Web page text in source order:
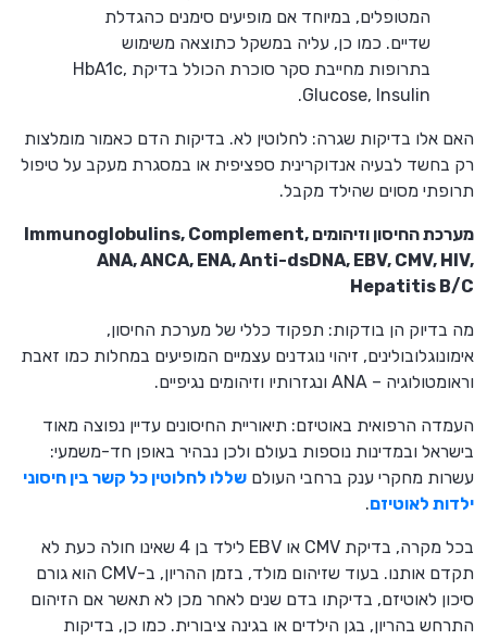
המטופלים, במיוחד אם מופיעים סימנים כהגדלת
שדיים. כמו כן, עליה במשקל כתוצאה משימוש
בתרופות מחייבת סקר סוכרת הכולל בדיקת HbA1c,
Glucose, Insulin.
האם אלו בדיקות שגרה: לחלוטין לא. בדיקות הדם כאמור מומלצות
רק בחשד לבעיה אנדוקרינית ספציפית או במסגרת מעקב על טיפול
תרופתי מסוים שהילד מקבל.
מערכת החיסון וזיהומים Immunoglobulins, Complement,
ANA, ANCA, ENA, Anti-dsDNA, EBV, CMV, HIV,
Hepatitis B/C
מה בדיוק הן בודקות: תפקוד כללי של מערכת החיסון,
אימונוגלובולינים, זיהוי נוגדנים עצמיים המופיעים במחלות כמו זאבת
וראומטולוגיה – ANA ונגזרותיו וזיהומים נגיפיים.
העמדה הרפואית באוטיזם: תיאוריית החיסונים עדיין נפוצה מאוד
בישראל ובמדינות נוספות בעולם ולכן נבהיר באופן חד-משמעי:
עשרות מחקרי ענק ברחבי העולם שללו לחלוטין כל קשר בין חיסוני
ילדות לאוטיזם.
בכל מקרה, בדיקת CMV או EBV לילד בן 4 שאינו חולה כעת לא
תקדם אותנו. בעוד שזיהום מולד, בזמן ההריון, ב-CMV הוא גורם
סיכון לאוטיזם, בדיקתו בדם שנים לאחר מכן לא תאשר אם הזיהום
התרחש בהריון, בגן הילדים או בגינה ציבורית. כמו כן, בדיקות